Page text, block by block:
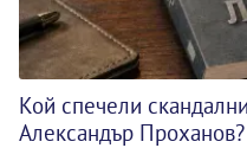
Кой спечели
Александър Проханов?